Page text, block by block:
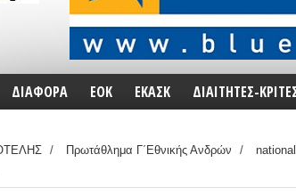
ΔΙΑΦΟΡΑ ΕΟΚ ΕΚΑΣΚ ΔΙΑΙΤΗΤΕΣ-
/ Πρωτάθλημα Γ΄Εθνικής Ανδρών / national